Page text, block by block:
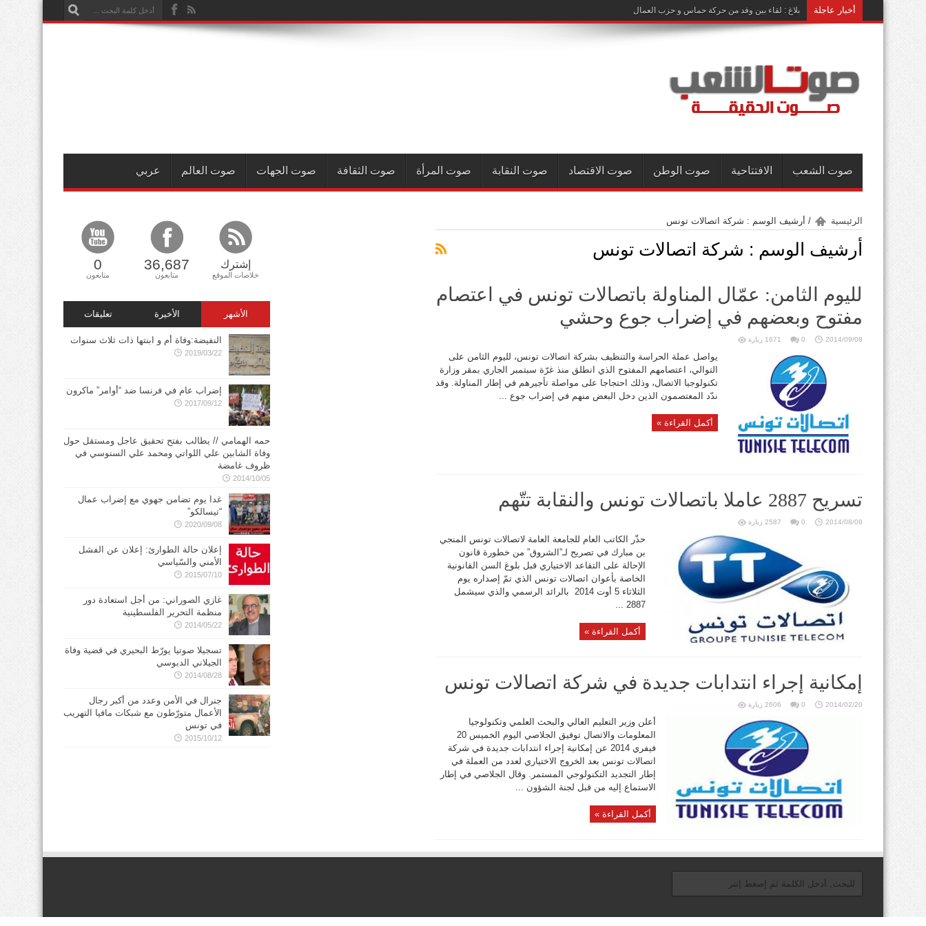
أخبار عاجلة بلاغ : لقاء بين وفد من حركة حماس و حزب العمال
صوت الشعب الافتتاحية صوت الوطن صوت الاقتصاد صوت النقابة صوت المرأة صوت الثقافة صوت الجهات صوت العالم عربي
الرئيسية / أرشيف الوسم : شركة اتصالات تونس
أرشيف الوسم : شركة اتصالات تونس
لليوم الثامن: عمّال المناولة باتصالات تونس في اعتصام
مفتوح وبعضهم في إضراب جوع وحشي
2014/09/08
0 1671 زيارة
يواصل عملة الحراسة والتنظيف بشركة اتصالات تونس، لليوم الثامن على
التوالي، اعتصامهم المفتوح الذي انطلق منذ غرّة سبتمبر الجاري بمقر وزارة
تكنولوجيا الاتصال، وذلك احتجاجا على مواصلة تأجيرهم في إطار المناولة. وقد
ندّد المعتصمون الذين دخل البعض منهم في إضراب جوع ...
أكمل القراءة »
تسريح 2887 عاملا باتصالات تونس والنقابة تتّهم
2014/08/08
0 2587 زيارة
حذّر الكاتب العام للجامعة العامة لاتصالات تونس المنجي
بن مبارك في تصريح لـ”الشروق” من خطورة قانون
الإحالة على التقاعد الاختياري قبل بلوغ السن القانونية
الخاصة بأعوان اتصالات تونس الذي تمّ إصداره يوم
الثلاثاء 5 أوت 2014 بالرائد الرسمي والذي سيشمل
2887 ...
أكمل القراءة »
إمكانية إجراء انتدابات جديدة في شركة اتصالات تونس
2014/02/20
0 2606 زيارة
أعلن وزير التعليم العالي والبحث العلمي وتكنولوجيا
المعلومات والاتصال توفيق الجلاصي اليوم الخميس 20
فيفري 2014 عن إمكانية إجراء انتدابات جديدة في شركة
اتصالات تونس بعد الخروج الاختياري لعدد من العملة في
إطار التجديد التكنولوجي المستمر. وقال الجلاصي في إطار
الاستماع إليه من قبل لجنة الشؤون ...
أكمل القراءة »
إشترك
خلاصات الموقع
36,687
متابعون
0
متابعون
الأشهر الأخيرة تعليقات
النفيضة:وفاة أم و ابنتها ذات ثلاث سنوات
2019/03/22
إضراب عام في فرنسا ضد “أوامر” ماكرون
2017/09/12
حمه الهمامي // يطالب بفتح تحقيق عاجل ومستقل حول
وفاة الشابين علي اللواتي ومحمد علي السنوسي في
ظروف غامضة
2014/10/05
غدا يوم تضامن جهوي مع إضراب عمال
“تيسالكو”
2020/09/08
إعلان حالة الطوارئ: إعلان عن الفشل
الأمني والسّياسي
2015/07/10
غازي الصوراني: من أجل استعادة دور
منظمة التحرير الفلسطينية
2014/05/22
تسجيلا صوتيا يورّط البحيري في قضية وفاة
الجيلاني الدبوسي
2014/08/28
جنرال في الأمن وعدد من أكبر رجال
الأعمال متورّطون مع شبكات مافيا التهريب
في تونس
2015/10/12